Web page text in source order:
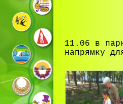
11.06 в
напрямку